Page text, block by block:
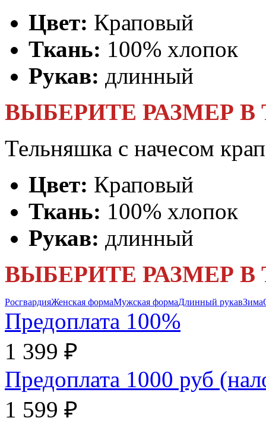
Цвет: Краповый
Ткань: 100% хлопок
Рукав: длинный
ВЫБЕРИТЕ РАЗМЕР В
Тельняшка с начесом
Цвет: Краповый
Ткань: 100% хлопок
Рукав: длинный
ВЫБЕРИТЕ РАЗМЕР В
РосгвардияЖенская формаМужская формаДлинный рукавЗима
Предоплата 100%
1 399 ₽
Предоплата 1000 руб
1 599 ₽